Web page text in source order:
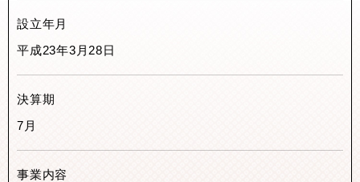
設立年月
平成23年3月28日
決算期
7月
事業内容